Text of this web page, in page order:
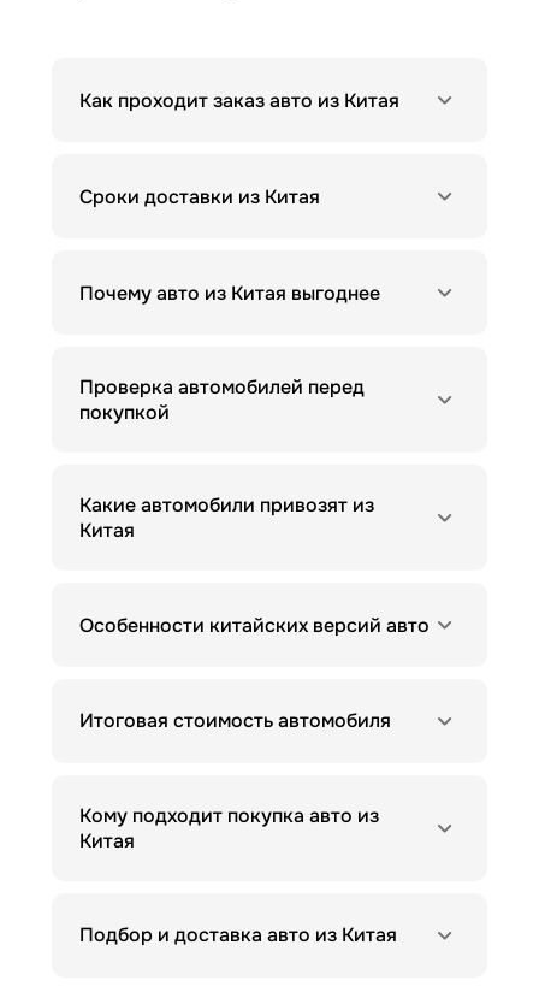
Как проходит заказ авто из Китая
Сроки доставки из Китая
Почему авто из Китая выгоднее
Проверка автомобилей перед
покупкой
Какие автомобили привозят из
Китая
Особенности китайских версий авто
Итоговая стоимость автомобиля
Кому подходит покупка авто из
Китая
Подбор и доставка авто из Китая